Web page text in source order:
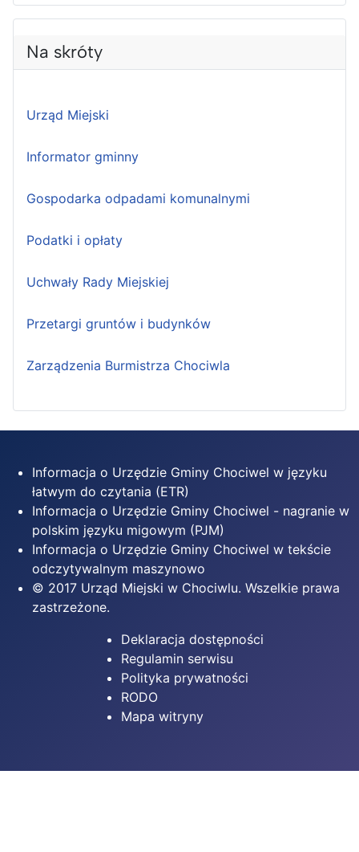
Na skróty
Urząd Miejski
Informator gminny
Gospodarka odpadami komunalnymi
Podatki i opłaty
Uchwały Rady Miejskiej
Przetargi gruntów i budynków
Zarządzenia Burmistrza Chociwla
Informacja o Urzędzie Gminy Chociwel w języku
łatwym do czytania (ETR)
Informacja o Urzędzie Gminy Chociwel - nagranie w
polskim języku migowym (PJM)
Informacja o Urzędzie Gminy Chociwel w tekście
odczytywalnym maszynowo
© 2017 Urząd Miejski w Chociwlu. Wszelkie prawa
zastrzeżone.
Deklaracja dostępności
Regulamin serwisu
Polityka prywatności
RODO
Mapa witryny